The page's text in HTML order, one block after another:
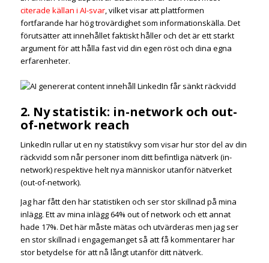
citerade källan i AI-svar, vilket visar att plattformen
fortfarande har hög trovärdighet som informationskälla. Det
förutsätter att innehållet faktiskt håller och det är ett starkt
argument för att hålla fast vid din egen röst och dina egna
erfarenheter.
2. Ny statistik: in-network och out-
of-network reach
LinkedIn rullar ut en ny statistikvy som visar hur stor del av din
räckvidd som når personer inom ditt befintliga nätverk (in-
network) respektive helt nya människor utanför nätverket
(out-of-network).
Jag har fått den här statistiken och ser stor skillnad på mina
inlägg. Ett av mina inlägg 64% out of network och ett annat
hade 17%. Det här måste mätas och utvärderas men jag ser
en stor skillnad i engagemanget så att få kommentarer har
stor betydelse för att nå långt utanför ditt nätverk.